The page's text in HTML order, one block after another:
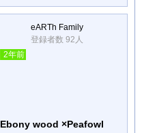
eARTh Family
登録者数 92人
2年前
Ebony wood ×Peafowl